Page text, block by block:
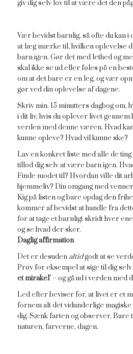
giv dig selv lov til at være det den
Vær bevidst barnlig, så ofte du kan i
at læg mærke til, hvilken oplevelse
barn igen. Gør det med lethed og
skal ikke se ud eller føles på en
om at det bare er en leg, og vær
gør ved din oplevelse af dagene.
Skriv min. 15 minutters dagbog om,
i dit liv, hvis du oplever livet
verden med denne væren. Hvad
kunne opleve? Hvad vil kunne ske?
Lav en konkret liste med alle de ting
tillod dig selv at være barn igen.
Finde modet til? Hvordan ville dit
hjemmeliv? Din omgang med
Kig på listen og bare opdag den
kommer af bevidst at handle fra
for at tage et barnligt skridt hver
og se hvad der sker.
Daglig affirmation
Det er desuden altidgodt at se
Prøv for eksempel at sige til dig
et mirakel’– og gå ud i verden med
Led efter beviser for, at livet er et
fornem alt det vidunderlige
dig. Sænk farten og observer. Bare
naturen, farverne, dagen.